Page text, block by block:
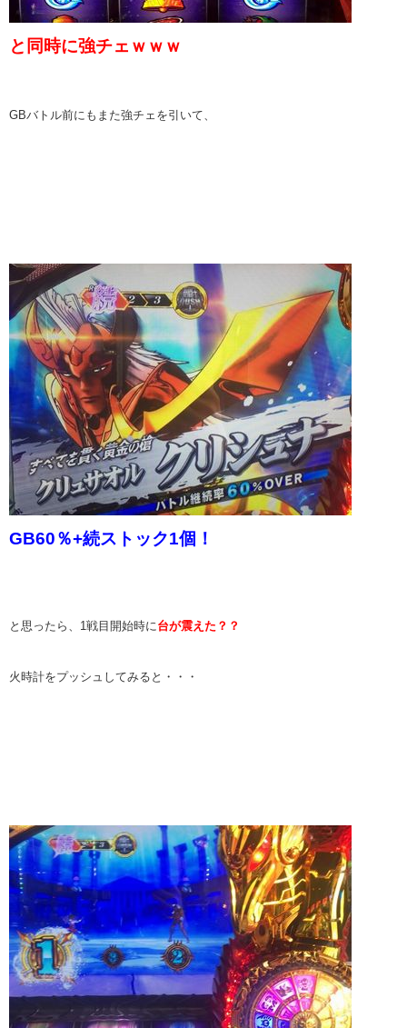
と同時に強チェｗｗｗ
GBバトル前にもまた強チェを引いて、
GB60％+続ストック1個！
と思ったら、1戦目開始時に台が震えた？？
火時計をプッシュしてみると・・・